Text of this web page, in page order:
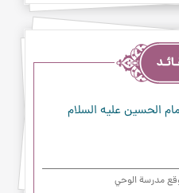
الحسين عليه السلام
مدرسة الوحي